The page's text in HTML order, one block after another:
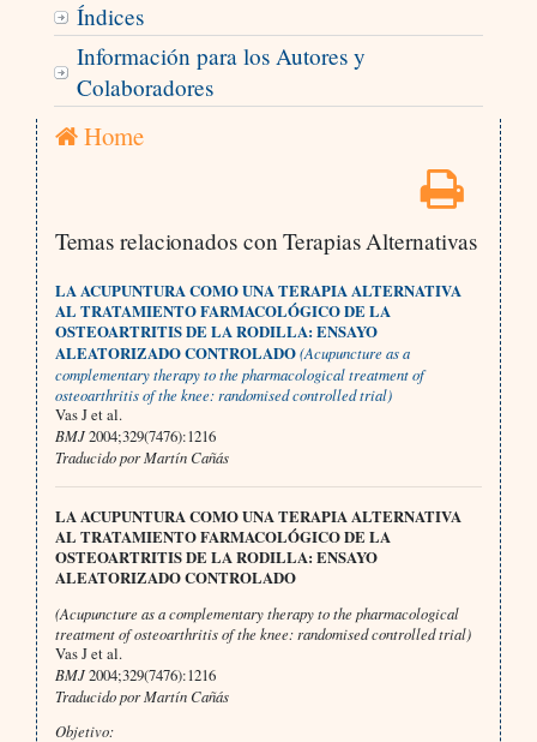
Índices
Información para los Autores y
Colaboradores
Home
Temas relacionados con Terapias Alternativas
LA ACUPUNTURA COMO UNA TERAPIA ALTERNATIVA
AL TRATAMIENTO FARMACOLÓGICO DE LA
OSTEOARTRITIS DE LA RODILLA: ENSAYO
ALEATORIZADO CONTROLADO(Acupuncture as a
complementary therapy to the pharmacological treatment of
osteoarthritis of the knee: randomised controlled trial)
Vas J et al.
BMJ2004;329(7476):1216
Traducido por Martín Cañás
LA ACUPUNTURA COMO UNA TERAPIA ALTERNATIVA
AL TRATAMIENTO FARMACOLÓGICO DE LA
OSTEOARTRITIS DE LA RODILLA: ENSAYO
ALEATORIZADO CONTROLADO
(Acupuncture as a complementary therapy to the pharmacological
treatment of osteoarthritis of the knee: randomised controlled trial)
Vas J et al.
BMJ2004;329(7476):1216
Traducido por Martín Cañás
Objetivo: